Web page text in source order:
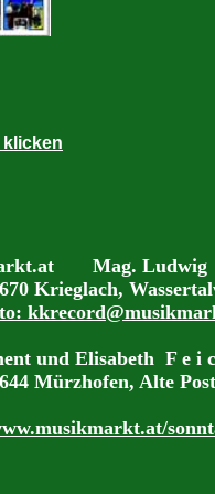
Mag. Ludwig
Krieglach,
und Elisabeth F e i
Mürzhofen, Alte